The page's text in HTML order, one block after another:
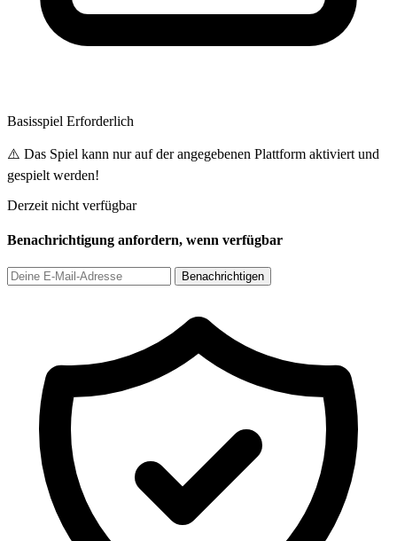
Basisspiel Erforderlich
⚠️ Das Spiel kann nur auf der angegebenen Plattform aktiviert und
gespielt werden!
Derzeit nicht verfügbar
Benachrichtigung anfordern, wenn verfügbar
Benachrichtigen